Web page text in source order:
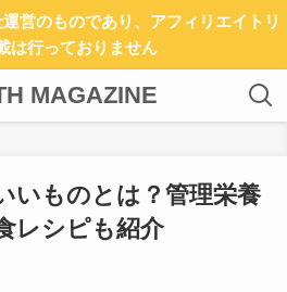
営のものであり、アフィリエイトリ
は行っておりません
MAGAZINE
いものとは？管理栄養
レシピも紹介